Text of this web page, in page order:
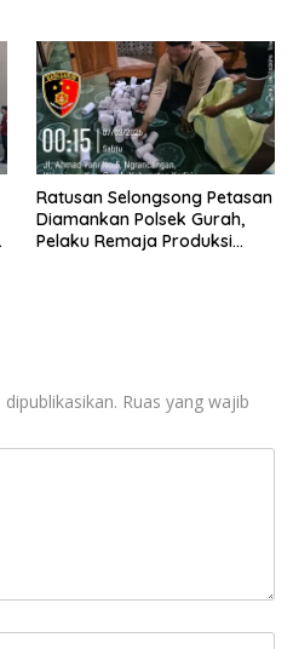
Ratusan Selongsong Petasan
Diamankan Polsek Gurah,
Pelaku Remaja Produksi
Ruas yang wajib